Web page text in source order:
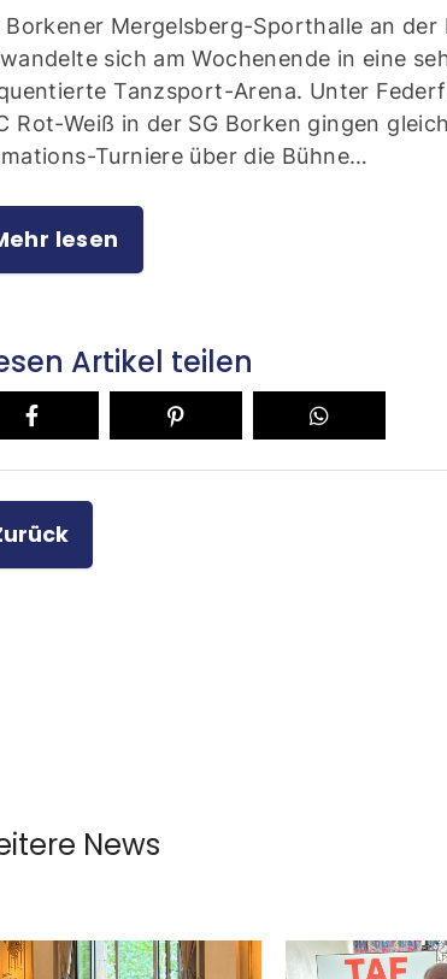
Borkener Mergelsberg-Sporthalle an der
sich am Wochenende in eine
Tanzsport-Arena. Unter
Rot-Weiß in der SG Borken gingen
Turniere über die Bühne…
lesen
Artikel teilen
News